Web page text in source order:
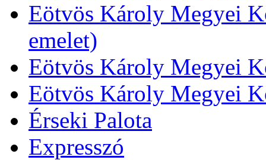
Eötvös Károly Megyei
emelet)
Eötvös Károly Megyei
Eötvös Károly Megyei
Érseki Palota
Expresszó